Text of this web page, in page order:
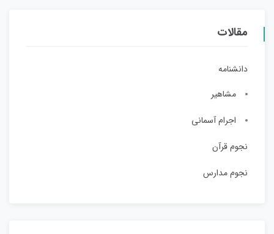
مقالات
دانشنامه
مشاهیر
اجرام آسمانی
نجوم قرآن
نجوم مدارس